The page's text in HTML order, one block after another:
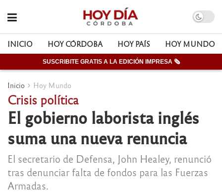
INICIO HOY CÓRDOBA HOY PAÍS HOY MUNDO
SUSCRIBITE GRATIS A LA EDICIÓN IMPRESA 🗞
Inicio Hoy Mundo
Crisis política
El gobierno laborista inglés
suma una nueva renuncia
El secretario de Defensa, John Healey, renunció
tras denunciar falta de fondos para las Fuerzas
Armadas.